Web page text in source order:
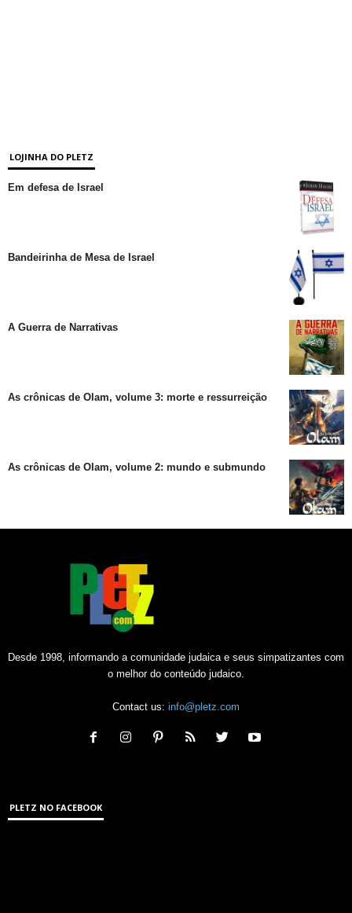
LOJINHA DO PLETZ
Em defesa de Israel
Bandeirinha de Mesa de Israel
A Guerra de Narrativas
As crônicas de Olam, volume 3: morte e ressurreição
As crônicas de Olam, volume 2: mundo e submundo
Desde 1998, informando a comunidade judaica e seus simpatizantes com
o melhor do conteúdo judaico.
Contact us: info@pletz.com
PLETZ NO FACEBOOK